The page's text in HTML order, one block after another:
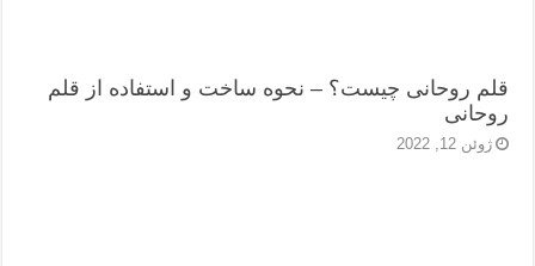
قلم روحانی چیست؟ – نحوه ساخت و استفاده از قلم
روحانی
ژوئن 12, 2022